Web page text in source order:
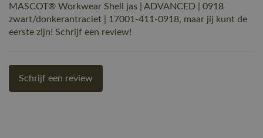
MASCOT® Workwear Shell jas | ADVANCED | 0918
zwart/donkerantraciet | 17001-411-0918, maar jij kunt de
eerste zijn! Schrijf een review!
Schrijf een review